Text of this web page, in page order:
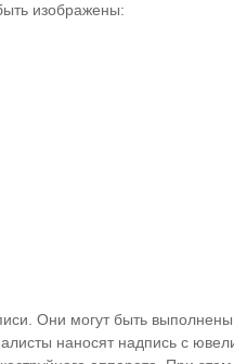
изображены:
Они могут быть
наносят надпись с